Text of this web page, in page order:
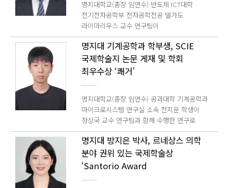
국가교육 발전 방안을 마련하는 데 책임감을
가지고 최선을 다하겠다 고 소감을 밝혔다. 이번
위촉으로 함승수 교수가 교육 현장과 학계에서
축적해 온 전문성이 국가 중장기 교육정책
수립에 직접 반영될 것으로 기대된다. 나아가
명지대학교의 교육 연구 역량을 국가 의사결정
체계와 연계해 대학의 정책적 위상을 높이고
대외 협력을 확대하는 계기가 될 전망이다.
현재 명지대에서는 차세대 위성 네트워크에 AI
응용 시스템을 적용하는 선도적 연구를 수행
중이다. 특히 위성 네트워크 슬라이싱(Network
Slicing)의 계획 단계를 세계 최초로 정의하고
분석하는 등 차세대 위성 네트워크 분야에서
독보적인 학술 성과를 내고 있다. 김태연 교수는
글로벌 최고 권위의 매체로부터 대한민국 위성
네트워크 연구 성과를 인정받게 되어 매우
뜻깊다 며 앞으로도 뉴스페이스 시대를 선도할
AI-Native 위성 네트워크 핵심 기술을 확보하고,
글로벌 경쟁력을 갖춘 전문 인재를 양성하는 데
최선을 다하겠다 고 소감을 밝혔다.
국내외 영화인과 관객이 함께하는 축제의
시작과 마무리를 이끌어갈 예정이다. 이 교수는
영화 연기 및 영상콘텐츠 분야의 연구와 교육
개발에도 각별한 공을 들여왔다. 연기 및 영상
콘텐츠 분야 전문서 3권을 출간했으며, 최근에는
박사학위 논문을 바탕으로 개발한 「스크린
액팅 게임 교수법 매뉴얼」의 저작권을
콘텐츠 개발을 지속해 오고 있다. 이언정 교수는
서울국제실험영화페스티벌은 새로운 영화적
상상력과 예술적 도전을 만날 수 있는 뜻깊은
자리 라며 배우로서의 현장 경험과 연구를 통해
쌓아온 전문성을 바탕으로 영화제의 가치와
감동을 관객들과 함께 나누겠다 고 전했다. 이어
앞으로도 작품 활동과 연구, 교육을 균형 있게
이어가며 영화예술과 문화 발전에 기여할 수
있도록 노력하겠다 고 소회를 밝혔다.
개발하고, 다양한 알칼리 금속염 및 알칼리
토금속염이 마찰전기 성능에 미치는 영향을
체계적으로 분석한 결과다. 연구 결과, 염화리튬
(LiCl)을 첨가한 유기 하이드로겔은 약 400V의
출력 전압과 최대 3000%의 높은 변형률을
구현했으며, 87%의 높은 투명도와 함께 우수한
증발 동결 방지 특성을 나타냈다. 이는 리튬(Li)
수분 손실을 최소화하기 때문이다. 개발된
하이드로겔 기반 마찰대전 나노발전기는 60℃
와 20℃의 환경에 노출된 이후에도 각각 초기
출력의 91.4%와 80%를 유지했다. 특히 손상이
발생하더라도 10초 이내에 자가 복구되어 초기
전압의 85%를 회복하는 성능을 확인했다. 또한,
연구팀은 마찰전기 나노발전기를 손가락에
명지대학교(총장 임연수) 반도체 ICT대학
전기전자공학부 전자공학전공 델가도
라이마리우스 교수 연구팀이
한국과학기술연구원(KIST)이 주관하는
국가임무형 대형 전략연구사업(ISD)에
공동연구기관으로 선정되어 본격적인 연구에
착수한다. 국가임무형 대형 전략연구사업(ISD)
연구사업이다. 명지대 전자공학전공 연구팀은
이번 사업에서 모듈형 휴머노이드를 위한
실시간 임베디드 소프트웨어 아키텍처 및 제어
재구성 기술 개발 을 주도적으로 수행할
예정이다. 특히 이번 과제에는 명지대
전자공학과 대학원생(김건우, 김지은, 임지민,
조연후)과 학부연구생(윤재현, 백채은, 최서연,
명지대 기계공학과 학부생, SCIE
국제학술지 논문 게재 및 학회
최우수상 ‘쾌거’
명지대학교(총장 임연수) 공과대학 기계공학과
마이크로시스템 연구실 소속 전지운 학생이
정상국 교수 연구팀과 함께 수행한 연구로
SCIE급 국제학술지 게재와 학회 최우수상
수상이라는 겹경사를 맞았다. 전지운 학생은
표면탄성파(SAW) 기반 광학센서 자가세정 기술
연구 결과를 SCIE급 국제학술지인 Symmetry
명지대 방지은 박사, 르네상스 의학
분야 권위 있는 국제학술상
‘Santorio Award